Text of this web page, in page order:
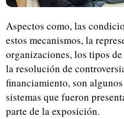
Aspectos como, las
estos mecanismos, la
organizaciones, los tipos
la resolución de
financiamiento, son
sistemas que fueron
parte de la exposición.